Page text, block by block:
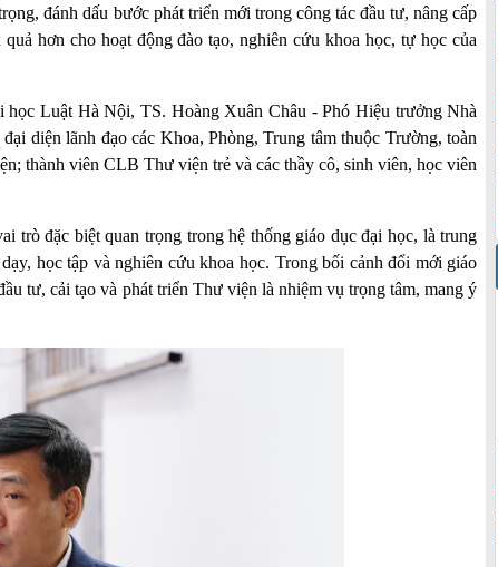
đánh dấu bước phát triển mới trong công tác đầu tư, nâng cấp
hơn cho hoạt động đào tạo, nghiên cứu khoa học, tự học của
Luật Hà Nội, TS. Hoàng Xuân Châu - Phó Hiệu trưởng Nhà
diện lãnh đạo các Khoa, Phòng, Trung tâm thuộc Trường, toàn
thành viên CLB Thư viện trẻ và các thầy cô, sinh viên, học viên
trò đặc biệt quan trọng trong hệ thống giáo dục đại học, là trung
học tập và nghiên cứu khoa học. Trong bối cảnh đổi mới giáo
tư, cải tạo và phát triển Thư viện là nhiệm vụ trọng tâm, mang ý